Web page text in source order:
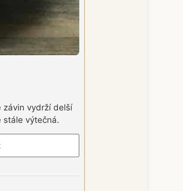
závin vydrží delší
stále výtečná.